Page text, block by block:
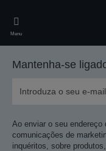
main
content
Menu
Mantenha-se
Ao enviar o seu
comunicações de
inquéritos, sobre